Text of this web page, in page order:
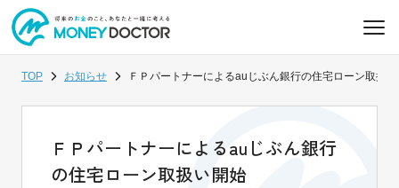
TOP お知らせ ＦＰパートナーによるauじぶん銀行の住宅ローン取扱
ＦＰパートナーによるauじぶん銀行
の住宅ローン取扱い開始